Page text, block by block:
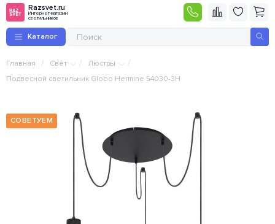
Razsvet.ru
Интернет-магазин
светильников
Каталог
Главная / Свет / Люстры /
Подвесной светильник Globo Hermine 54030-3H
СОВЕТУЕМ